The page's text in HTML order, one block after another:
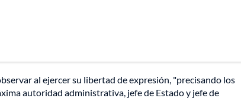
al ejercer su libertad de expresión, "precisando los
autoridad administrativa, jefe de Estado y jefe de